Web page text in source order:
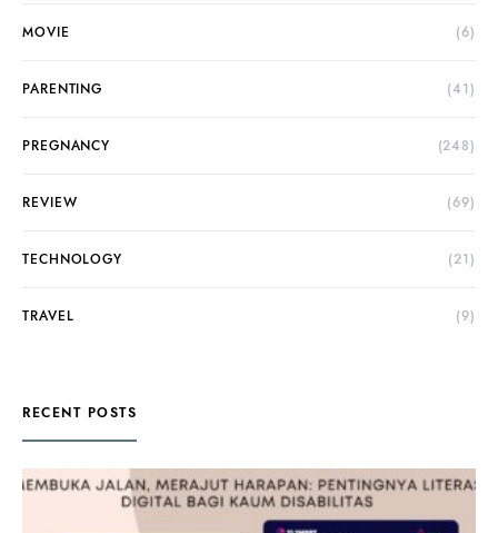
MOVIE (6)
PARENTING (41)
PREGNANCY (248)
REVIEW (69)
TECHNOLOGY (21)
TRAVEL (9)
RECENT POSTS